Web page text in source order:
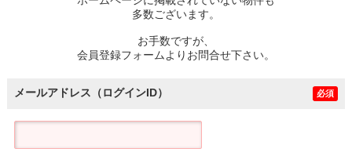
多数ございます。
お手数ですが、
会員登録フォームよりお問合せ下さい。
メールアドレス（ログインID） 必須